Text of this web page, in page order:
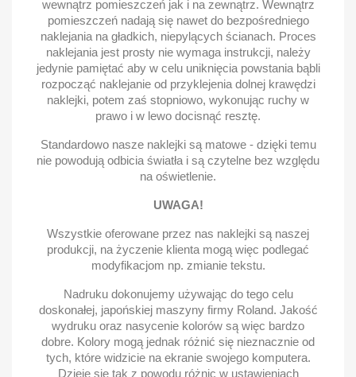
wewnątrz pomieszczeń jak i na zewnątrz. Wewnątrz
pomieszczeń nadają się nawet do bezpośredniego
naklejania na gładkich, niepylących ścianach. Proces
naklejania jest prosty nie wymaga instrukcji, należy
jedynie pamiętać aby w celu uniknięcia powstania bąbli
rozpocząć naklejanie od przyklejenia dolnej krawędzi
naklejki, potem zaś stopniowo, wykonując ruchy w
prawo i w lewo docisnąć resztę.
Standardowo nasze naklejki są matowe - dzięki temu
nie powodują odbicia światła i są czytelne bez względu
na oświetlenie.
UWAGA!
Wszystkie oferowane przez nas naklejki są naszej
produkcji, na życzenie klienta mogą więc podlegać
modyfikacjom np. zmianie tekstu.
Nadruku dokonujemy używając do tego celu
doskonałej, japońskiej maszyny firmy Roland. Jakość
wydruku oraz nasycenie kolorów są więc bardzo
dobre. Kolory mogą jednak różnić się nieznacznie od
tych, które widzicie na ekranie swojego komputera.
Dzieje się tak z powodu różnic w ustawieniach